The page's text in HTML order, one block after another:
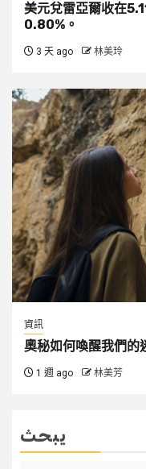
美元兌雷亞爾收在
0.80%。
3 天 ago 林美玲
資訊
奧秘如何喚醒我們的
1 週 ago 林美芳
يبحث